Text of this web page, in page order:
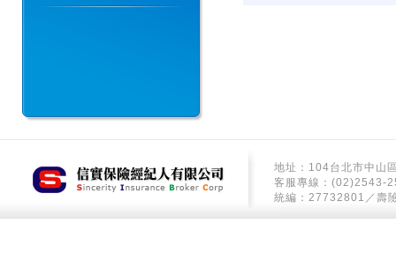
地址：104台北市中山
客服專線：(02)2543-
統編：27732801／壽